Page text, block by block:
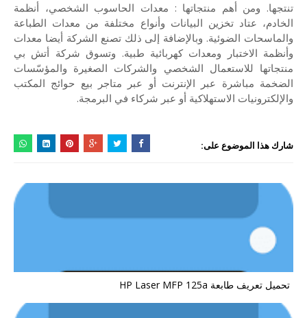
تنتجها. ومن أهم منتجاتها : معدات الحاسوب الشخصي، أنظمة
الخادم، عتاد تخزين البيانات وأنواع مختلفة من معدات الطباعة
والماسحات الضوئية. وبالإضافة إلى ذلك تصنع الشركة أيضا معدات
وأنظمة الاختبار ومعدات كهربائية طبية. وتسوق شركة أتش بي
منتجاتها للاستعمال الشخصي والشركات الصغيرة والمؤسّسات
الضخمة مباشرة عبر الإنترنت أو عبر متاجر بيع حوائج المكتب
والإلكترونيات الاستهلاكية أو عبر شركاء في البرمجة.
شارك هذا الموضوع على:
تحميل تعريف طابعة HP Laser MFP 125a